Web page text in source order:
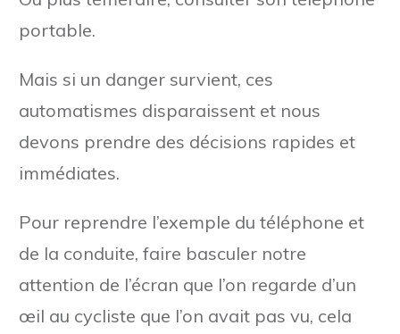
portable.
Mais si un danger survient, ces
automatismes disparaissent et nous
devons prendre des décisions rapides et
immédiates.
Pour reprendre l’exemple du téléphone et
de la conduite, faire basculer notre
attention de l’écran que l’on regarde d’un
œil au cycliste que l’on avait pas vu, cela